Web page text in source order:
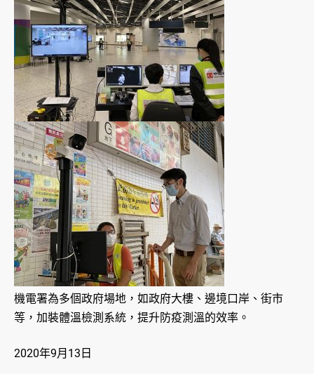
機電署為多個政府場地，如政府大樓、邊境口岸、街市
等，加裝體溫檢測系統，提升防疫測溫的效率。
2020年9月13日